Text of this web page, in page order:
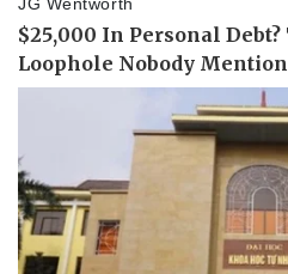
Doanh nhân
Vì cộng đồng